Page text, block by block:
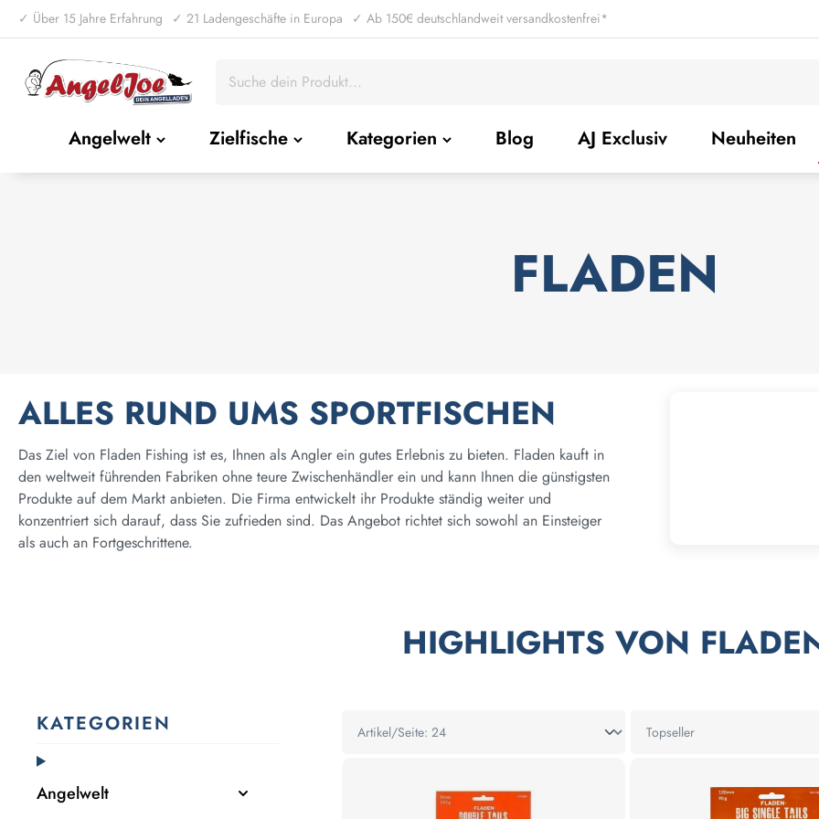
✓ Über 15 Jahre Erfahrung ✓ 21 Ladengeschäfte in Europa ✓ Ab 150€ deutschlandweit versandkostenfrei*
Angelwelt Zielfische Kategorien Blog AJ Exclusiv Neuheiten
FLADEN
ALLES RUND UMS SPORTFISCHEN
Das Ziel von Fladen Fishing ist es, Ihnen als Angler ein gutes Erlebnis zu bieten. Fladen kauft in
den weltweit führenden Fabriken ohne teure Zwischenhändler ein und kann Ihnen die günstigsten
Produkte auf dem Markt anbieten. Die Firma entwickelt ihr Produkte ständig weiter und
konzentriert sich darauf, dass Sie zufrieden sind. Das Angebot richtet sich sowohl an Einsteiger
als auch an Fortgeschrittene.
HIGHLIGHTS VON
KATEGORIEN
Angelwelt